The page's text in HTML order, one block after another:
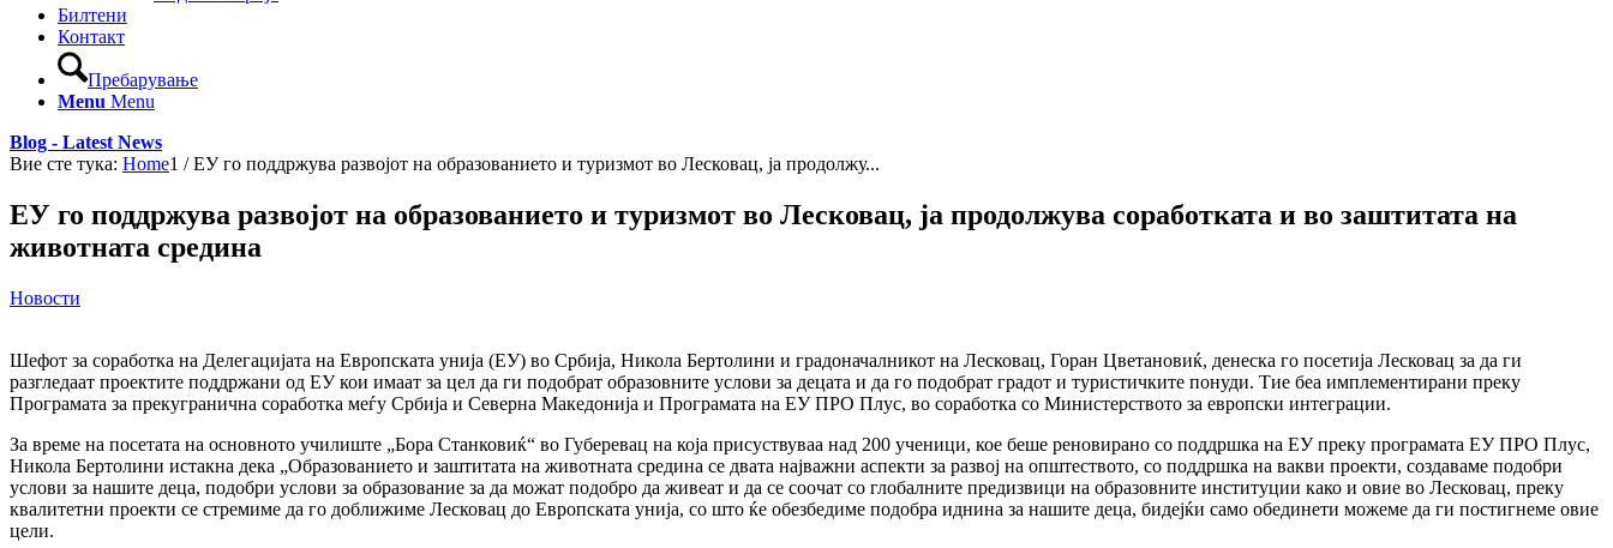
Билтени
Контакт
Пребарување
Menu Menu
Blog - Latest News
Вие сте тука: Home1 / ЕУ го поддржува развојот на образованието и туризмот во Лесковац, ја продолжу...
ЕУ го поддржува развојот на образованието и туризмот во Лесковац, ја продолжува соработката и во заштитата на
животната средина
Новости
Шефот за соработка на Делегацијата на Европската унија (ЕУ) во Србија, Никола Бертолини и градоначалникот на Лесковац, Горан Цветановиќ, денеска го посетија Лесковац за да ги
разгледаат проектите поддржани од ЕУ кои имаат за цел да ги подобрат образовните услови за децата и да го подобрат градот и туристичките понуди. Тие беа имплементирани преку
Програмата за прекугранична соработка меѓу Србија и Северна Македонија и Програмата на ЕУ ПРО Плус, во соработка со Министерството за европски интеграции.
За време на посетата на основното училиште „Бора Станковиќ“ во Губеревац на која присуствуваа над 200 ученици, кое беше реновирано со поддршка на ЕУ преку програмата ЕУ ПРО Плус,
Никола Бертолини истакна дека „Образованието и заштитата на животната средина се двата најважни аспекти за развој на општеството, со поддршка на вакви проекти, создаваме подобри
услови за нашите деца, подобри услови за образование за да можат подобро да живеат и да се соочат со глобалните предизвици на образовните институции како и овие во Лесковац, преку
квалитетни проекти се стремиме да го доближиме Лесковац до Европската унија, со што ќе обезбедиме подобра иднина за нашите деца, бидејќи само обединети можеме да ги постигнеме овие
цели.